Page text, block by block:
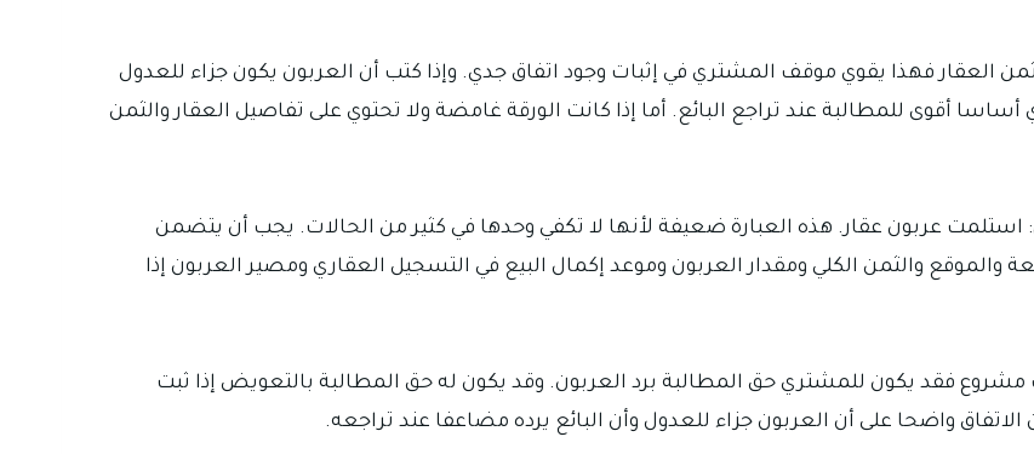
العقار فهذا يقوي موقف المشتري في إثبات وجود اتفاق جدي. وإذا كتب أن العربون يكون جزاء للعدول
أقوى للمطالبة عند تراجع البائع. أما إذا كانت الورقة غامضة ولا تحتوي على تفاصيل العقار والثمن
عربون عقار. هذه العبارة ضعيفة لأنها لا تكفي وحدها في كثير من الحالات. يجب أن يتضمن
والثمن الكلي ومقدار العربون وموعد إكمال البيع في التسجيل العقاري ومصير العربون إذا
مشروع فقد يكون للمشتري حق المطالبة برد العربون. وقد يكون له حق المطالبة بالتعويض إذا ثبت
واضحا على أن العربون جزاء للعدول وأن البائع يرده مضاعفا عند تراجعه.